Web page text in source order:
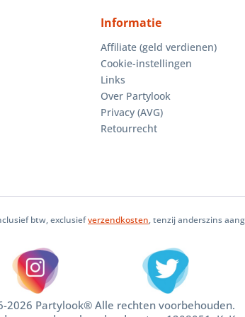
Informatie
Affiliate (geld verdienen)
Cookie-instellingen
Links
Over Partylook
Privacy (AVG)
Retourrecht
btw, exclusiefverzendkosten, tenzij anderszins
2026 Partylook® Alle rechten voorbehouden.